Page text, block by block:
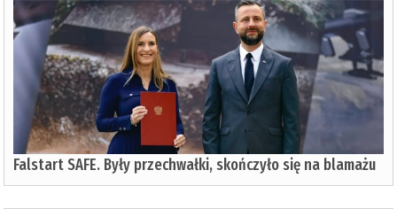
Falstart SAFE. Były przechwałki, skończyło się na blamażu